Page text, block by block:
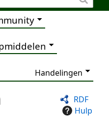
Handelingen
RDF
Hulp